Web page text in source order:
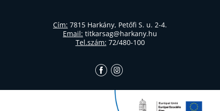
Cím: 7815 Harkány, Petőfi S. u. 2-4.
Email: titkarsag@harkany.hu
Tel.szám: 72/480-100